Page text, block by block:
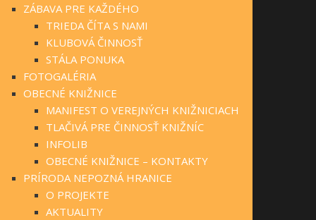
ZÁBAVA PRE KAŽDÉHO
TRIEDA ČÍTA S NAMI
KLUBOVÁ ČINNOSŤ
STÁLA PONUKA
FOTOGALÉRIA
OBECNÉ KNIŽNICE
MANIFEST O VEREJNÝCH KNIŽNICIACH
TLAČIVÁ PRE ČINNOSŤ KNIŽNÍC
INFOLIB
OBECNÉ KNIŽNICE – KONTAKTY
PRÍRODA NEPOZNÁ HRANICE
O PROJEKTE
AKTUALITY